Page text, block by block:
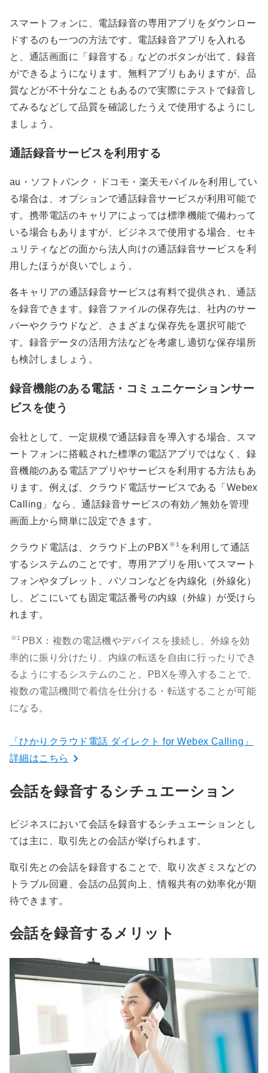
スマートフォンに、電話録音の専用アプリをダウンロー
ドするのも一つの方法です。電話録音アプリを入れる
と、通話画面に「録音する」などのボタンが出て、録音
ができるようになります。無料アプリもありますが、品
質などが不十分なこともあるので実際にテストで録音し
てみるなどして品質を確認したうえで使用するようにし
ましょう。
通話録音サービスを利用する
au・ソフトバンク・ドコモ・楽天モバイルを利用してい
る場合は、オプションで通話録音サービスが利用可能で
す。携帯電話のキャリアによっては標準機能で備わって
いる場合もありますが、ビジネスで使用する場合、セキ
ュリティなどの面から法人向けの通話録音サービスを利
用したほうが良いでしょう。
各キャリアの通話録音サービスは有料で提供され、通話
を録音できます。録音ファイルの保存先は、社内のサー
バーやクラウドなど、さまざまな保存先を選択可能で
す。録音データの活用方法などを考慮し適切な保存場所
も検討しましょう。
録音機能のある電話・コミュニケーションサー
ビスを使う
会社として、一定規模で通話録音を導入する場合、スマ
ートフォンに搭載された標準の電話アプリではなく、録
音機能のある電話アプリやサービスを利用する方法もあ
ります。例えば、クラウド電話サービスである「Webex
Calling」なら、通話録音サービスの有効／無効を管理
画面上から簡単に設定できます。
クラウド電話は、クラウド上のPBX ※1 を利用して通話
するシステムのことです。専用アプリを用いてスマート
フォンやタブレット、パソコンなどを内線化（外線化）
し、どこにいても固定電話番号の内線（外線）が受けら
れます。
※1 PBX：複数の電話機やデバイスを接続し、外線を効
率的に振り分けたり、内線の転送を自由に行ったりでき
るようにするシステムのこと。PBXを導入することで、
複数の電話機間で着信を仕分ける・転送することが可能
になる。
「ひかりクラウド電話 ダイレクト for Webex Calling」
詳細はこちら
会話を録音するシチュエーション
ビジネスにおいて会話を録音するシチュエーションとし
ては主に、取引先との会話が挙げられます。
取引先との会話を録音することで、取り次ぎミスなどの
トラブル回避、会話の品質向上、情報共有の効率化が期
待できます。
会話を録音するメリット